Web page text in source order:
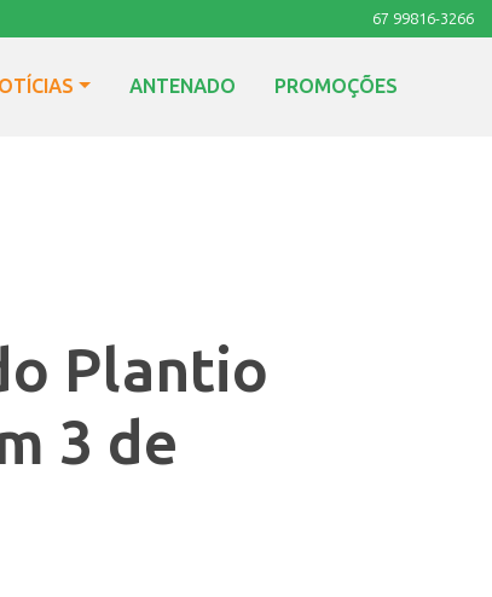
67 99816-3266
ANTENADO PROMOÇÕES
Plantio
3 de